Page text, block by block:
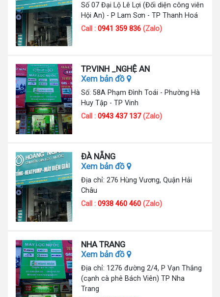
Số 07 Đại Lộ Lê Lợi (Đối diện công viên
Hội An) - P Lam Sơn - TP Thanh Hoá
Call :0941 359 836 (Zalo)
TP.VINH _NGHỆ AN
Xem bản đồ
Số: 58A Phạm Đình Toái - Phường Hà
Huy Tập - TP Vinh
Call :0943 437 137(Zalo)
ĐÀ NẴNG
Xem bản đồ
Địa chỉ: 276 Hùng Vương, Quận Hải
Châu
Call :0938 460 460 (Zalo)
NHA TRANG
Xem bản đồ
Địa chỉ: 1276 đường 2/4, P Vạn Thắng
(cạnh cà phê Bách Viên) TP Nha
Trang